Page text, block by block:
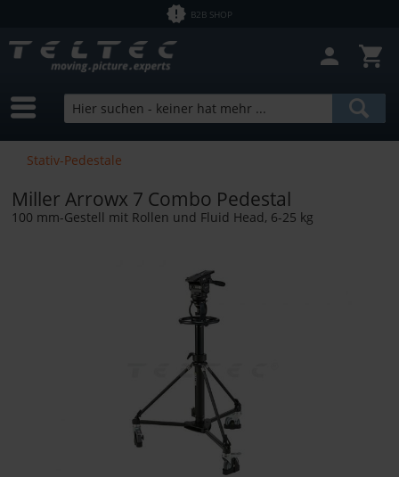
B2B SHOP
Stativ-Pedestale
Miller Arrowx 7 Combo Pedestal
100 mm-Gestell mit Rollen und Fluid Head, 6-25 kg
Sofort lieferbar
Hersteller
von1,43 € bis 12758,00 €